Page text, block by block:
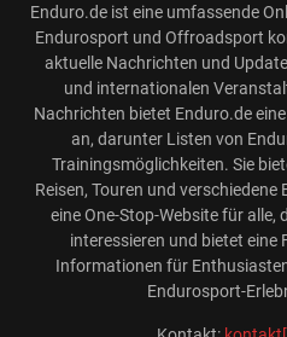
Enduro.de ist eine umfassende
Endurosport und Offroadsport
aktuelle Nachrichten und
und internationalen
Nachrichten bietet Enduro.de
an, darunter Listen von
Trainingsmöglichkeiten. Sie
Reisen, Touren und
eine One-Stop-Website für alle,
interessieren und bietet eine
Informationen für
Endurosport-